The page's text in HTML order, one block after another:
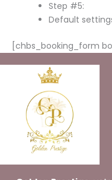
Step #5:
Default
[chbs_booking_form